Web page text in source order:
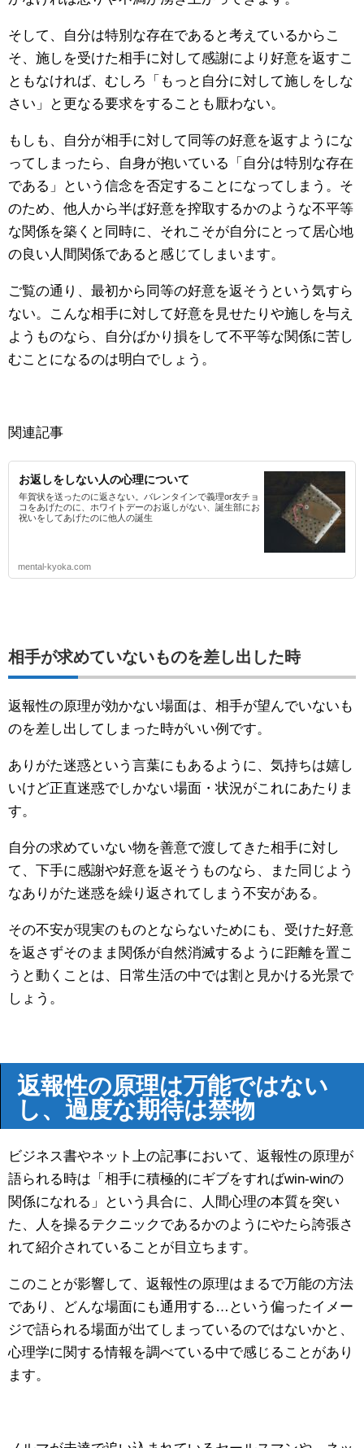
そして、自分は特別な存在であると考えているからこ
そ、施しを受けた相手に対して感謝により好意を返すこ
ともなければ、むしろ「もっと自分に対して施しをしな
さい」と更なる要求をすることも厭わない。
もしも、自分が相手に対して同等の好意を返すようにな
ってしまったら、自身が抱いている「自分は特別な存在
である」という信念を否定することになってしまう。そ
のため、他人から半ば好意を搾取するかのような不平等
な関係を築くと同時に、それこそが自分にとって居心地
の良い人間関係であると感じてしまいます。
ご覧の通り、最初から同等の好意を返そうという気すら
ない。こんな相手に対して好意を見せたりや施しを与え
ようものなら、自分ばかり損をして不平等な関係に苦し
むことになるのは明白でしょう。
関連記事
お返しをしない人の心理について
年賀状を送ったのに返さない。バレンタインで義理or友チョ
コをあげたのに、ホワイトデーのお返しがない、誕生部にお
祝いをしてあげたのに他人の誕生
mental-kyoka.com
相手が求めていないものを差し出した時
返報性の原理が効かない場面は、相手が望んでいないも
のを差し出してしまった時がいい例です。
ありがた迷惑という言葉にもあるように、気持ちは嬉し
いけど正直迷惑でしかない場面・状況がこれにあたりま
す。
自分の求めていない物を善意で渡してきた相手に対し
て、下手に感謝や好意を返そうものなら、また同じよう
なありがた迷惑を繰り返されてしまう不安がある。
その不安が現実のものとならないためにも、受けた好意
を返さずそのまま関係が自然消滅するように距離を置こ
うと動くことは、日常生活の中では割と見かける光景で
しょう。
返報性の原理は万能ではない
し、過度な期待は禁物
ビジネス書やネット上の記事において、返報性の原理が
語られる時は「相手に積極的にギブをすればwin-winの
関係になれる」という具合に、人間心理の本質を突い
た、人を操るテクニックであるかのようにやたら誇張さ
れて紹介されていることが目立ちます。
このことが影響して、返報性の原理はまるで万能の方法
であり、どんな場面にも通用する…という偏ったイメー
ジで語られる場面が出てしまっているのではないかと、
心理学に関する情報を調べている中で感じることがあり
ます。